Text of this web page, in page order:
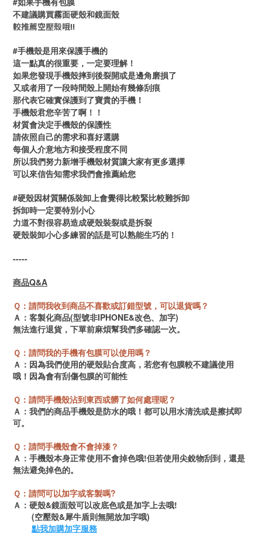
不建議購買霧面硬殼和鏡面殼
較推薦空壓殼哦!!
#手機殼是用來保護手機的
這一點真的很重要，一定要理解！
如果您發現手機殼摔到後裂開或是邊角磨損了
又或者用了一段時間殼上開始有幾條刮痕
那代表它確實保護到了寶貴的手機！
手機殼君您辛苦了啊！！
材質會決定手機殼的保護性
請依照自己的需求和喜好選購
每個人介意地方和接受程度不同
所以我們努力新增手機殼材質讓大家有更多選擇
可以來信告知需求我們會推薦給您
#硬殼因材質關係裝卸上會覺得比較緊比較難拆卸
拆卸時一定要特別小心
力道不對很容易造成硬殼裝裂或是拆裂
硬殼裝卸小心多練習的話是可以熟能生巧的！
-----
商品Q&A
Ｑ：請問我收到商品不喜歡或訂錯型號，可以退貨嗎？
Ａ：客製化商品(型號非IPHONE&改色、加字)
無法進行退貨， 下單前麻煩幫我們多確認一次。
Ｑ：請問我的手機有包膜可以使用嗎？
Ａ：因為我們使用的硬殼貼合度高，若您有包膜較不建議使用
哦！因為會有刮傷包膜的可能性
Ｑ：請問手機殼沾到東西或髒了如何處理呢？
Ａ：我們的商品手機殼是防水的哦！都可以用水清洗或是擦拭即
可。
Ｑ：請問手機殼會不會掉漆？
Ａ：手機殼本身正常使用不會掉色哦!但若使用尖銳物刮到，還是
無法避免掉色的。
Ｑ：請問可以加字或客製嗎?
Ａ：硬殼&鏡面殼可以改底色或是加字上去哦!
(空壓殼&犀牛盾則無開放加字哦)
點我加購加字服務